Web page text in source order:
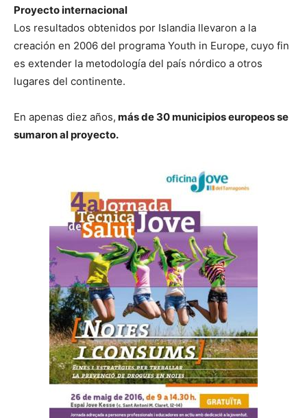
Proyecto internacional
Los resultados obtenidos por Islandia llevaron a la
creación en 2006 del programa Youth in Europe, cuyo fin
es extender la metodología del país nórdico a otros
lugares del continente.
En apenas diez años, más de 30 municipios europeos se
sumaron al proyecto.